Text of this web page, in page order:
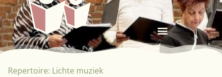
Repertoire: Lichte muziek